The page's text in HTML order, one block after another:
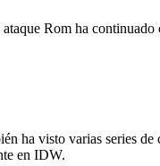
Rom ha continuado
ha visto varias series de
en IDW.